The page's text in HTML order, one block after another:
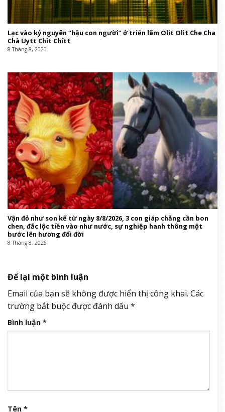
Lạc vào kỷ nguyên “hậu con người” ở triển lãm Olit Olit Che Cha
Chà Uytt Chit Chítt
8 Tháng 8, 2026
Vận đỏ như son kể từ ngày 8/8/2026, 3 con giáp chẳng cần bon
chen, đắc lộc tiền vào như nước, sự nghiệp hanh thông một
bước lên hương đổi đời
8 Tháng 8, 2026
Để lại một bình luận
Email của bạn sẽ không được hiển thị công khai. Các
trường bắt buộc được đánh dấu *
Bình luận *
Tên *